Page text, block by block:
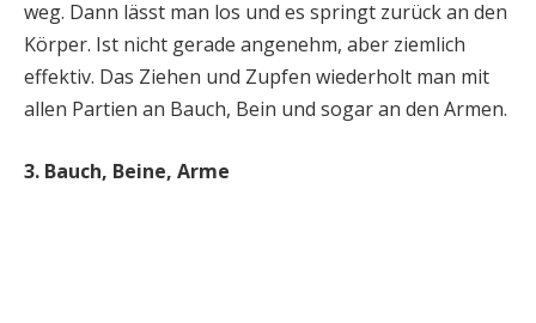
weg. Dann lässt man los und es springt zurück an den
Körper. Ist nicht gerade angenehm, aber ziemlich
effektiv. Das Ziehen und Zupfen wiederholt man mit
allen Partien an Bauch, Bein und sogar an den Armen.
3. Bauch, Beine, Arme